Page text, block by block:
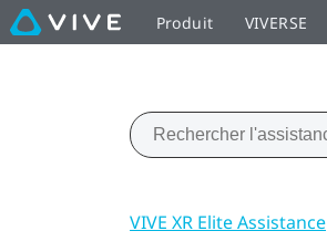
Produit VIVERSE
VIVE XR Elite Assistance